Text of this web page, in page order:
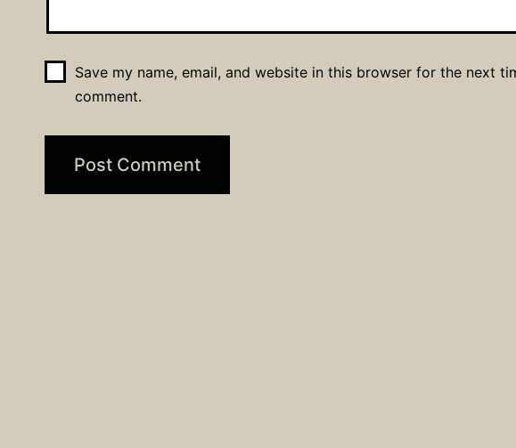
Save my name, email, and website in this browser for the next
comment.